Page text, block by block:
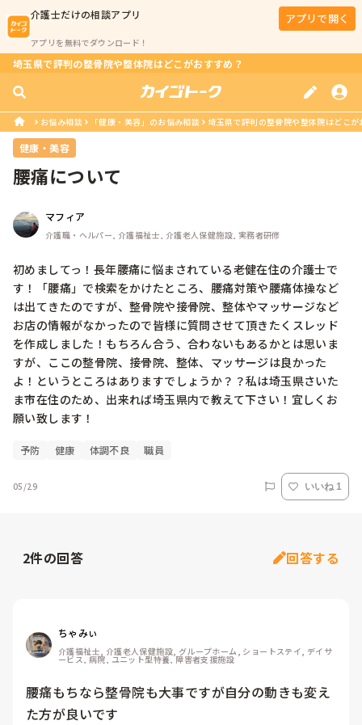
介護士だけの相談アプリ
アプリを無料でダウンロード！
アプリで開く
埼玉県で評判の整骨院や整体院はどこがおすすめ？
お悩み相談 「健康・美容」のお悩み相談 埼玉県で評判の整骨院や整体院はどこが
健康・美容
腰痛について
マフィア
介護職・ヘルパー, 介護福祉士, 介護老人保健施設, 実務者研修
初めましてっ！長年腰痛に悩まされている老健在住の介護士で
す！「腰痛」で検索をかけたところ、腰痛対策や腰痛体操など
は出てきたのですが、整骨院や接骨院、整体やマッサージなど
お店の情報がなかったので皆様に質問させて頂きたくスレッド
を作成しました！もちろん合う、合わないもあるかとは思いま
すが、ここの整骨院、接骨院、整体、マッサージは良かった
よ！というところはありますでしょうか？？私は埼玉県さいた
ま市在住のため、出来れば埼玉県内で教えて下さい！宜しくお
願い致します！
予防 健康 体調不良 職員
05/29 いいね 1
2件の回答 回答する
ちゃみぃ
介護福祉士, 介護老人保健施設, グループホーム, ショートステイ, デイサ
ービス, 病院, ユニット型特養, 障害者支援施設
腰痛もちなら整骨院も大事ですが自分の動きも変え
た方が良いです